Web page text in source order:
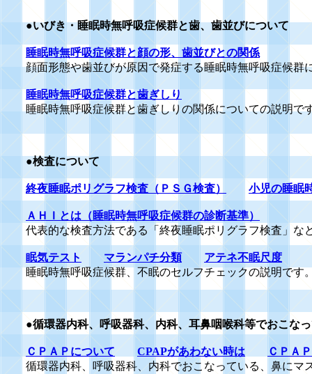
●いびき・睡眠時無呼吸症候群と歯、歯並びについて
睡眠時無呼吸症候群と顔の形、歯並びとの関係
顔面形態や歯並びが原因で発症する睡眠時無呼吸症候群
睡眠時無呼吸症候群と歯ぎしり
睡眠時無呼吸症候群と歯ぎしりの関係についての説明で
●検査について
終夜睡眠ポリグラフ検査（ＰＳＧ検査） 小児の睡眠
ＡＨＩとは（睡眠時無呼吸症候群の診断基準）
代表的な検査方法である「終夜睡眠ポリグラフ検査」な
眠気テスト マランパチ分類
アテネ不眠尺度
睡眠時無呼吸症候群、不眠のセルフチェックの説明です
●循環器内科、呼吸器科、内科、耳鼻咽喉科等でおこな
ＣＰＡＰについて CPAPがあわない時は
ＣＰＡ
循環器内科、呼吸器科、内科でおこなっている、鼻にマ